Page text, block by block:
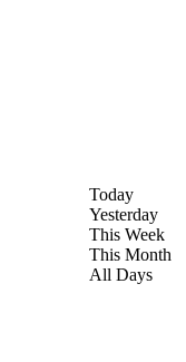
Today
Yesterday
This Week
This Month
All Days